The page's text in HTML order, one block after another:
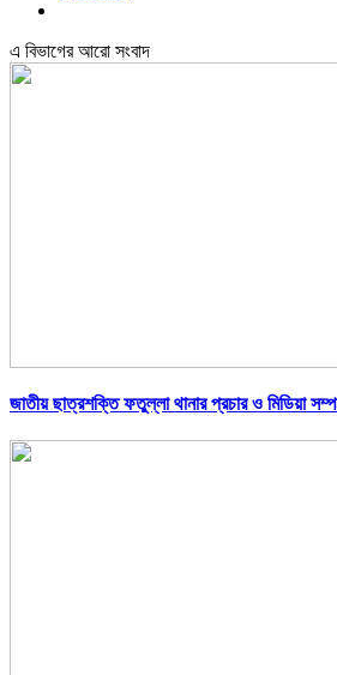
এ বিভাগের আরো সংবাদ
জাতীয় ছাত্রশক্তি ফতুল্লা থানার প্রচার ও মিডিয়া